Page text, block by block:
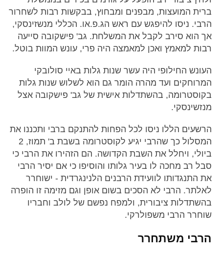
ברית המועצות, מבפנים ומבחוץ, בבקשות רבות לשחרור
הרבי. ניסו להיפגש עם ראש הג.פ.או. הכללי מנשזינסקי,
אך הוא סירב לקבל את המשלחת. גב' פישקובה סייעה
רבות למאמץ ואכן למאמצה היה פרי, עונש המוות בוטל.
העונש החילופי היה עשר שנות גלות באיי סולובקי
המרוחקים ועד מהרה הומר גם הוא לשלוש שנות גלות
בקוסטרומה, בהשתדלות אישית של גב' פישקובה אצל
מנזשינסקי.
הרשעים הללו ניסו לכל הפחות להתנקם ברבי ותכננו את
המסלול כך שהרבי יגיע לקוסטרומה בשבת ב' תמוז, 2
ביולי, ויחלל את השבת הקדושה. הם הזהירו את הרבי כי
סבל רב מחכה לו בעיר גלותו והוסיפו כי אם יסיר הרבי
את התנגדותו לוועידת הרבנים הלנינגרדית - ישוחרר
לאלתר. הרבי לא הסכים בשום אופן וגם מזימה זו הופרה
בהשתדלות ציבורית, ולמפח נפשם של לולב וחבריו
שוחרר הרבי משפולרקי.
הרבי משתחרר